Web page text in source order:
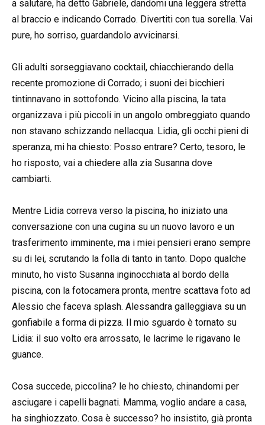
a salutare, ha detto Gabriele, dandomi una leggera stretta
al braccio e indicando Corrado. Divertiti con tua sorella. Vai
pure, ho sorriso, guardandolo avvicinarsi.
Gli adulti sorseggiavano cocktail, chiacchierando della
recente promozione di Corrado; i suoni dei bicchieri
tintinnavano in sottofondo. Vicino alla piscina, la tata
organizzava i più piccoli in un angolo ombreggiato quando
non stavano schizzando nellacqua. Lidia, gli occhi pieni di
speranza, mi ha chiesto: Posso entrare? Certo, tesoro, le
ho risposto, vai a chiedere alla zia Susanna dove
cambiarti.
Mentre Lidia correva verso la piscina, ho iniziato una
conversazione con una cugina su un nuovo lavoro e un
trasferimento imminente, ma i miei pensieri erano sempre
su di lei, scrutando la folla di tanto in tanto. Dopo qualche
minuto, ho visto Susanna inginocchiata al bordo della
piscina, con la fotocamera pronta, mentre scattava foto ad
Alessio che faceva splash. Alessandra galleggiava su un
gonfiabile a forma di pizza. Il mio sguardo è tornato su
Lidia: il suo volto era arrossato, le lacrime le rigavano le
guance.
Cosa succede, piccolina? le ho chiesto, chinandomi per
asciugare i capelli bagnati. Mamma, voglio andare a casa,
ha singhiozzato. Cosa è successo? ho insistito, già pronta